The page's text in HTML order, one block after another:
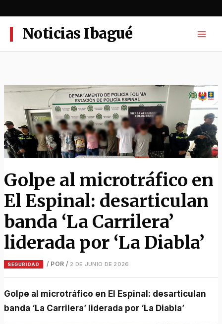
al
contenidoNoticias Ibagué
Golpe al microtráfico en
El Espinal: desarticulan
banda ‘La Carrilera’
liderada por ‘La Diabla’
SEGURIDAD / POR / 2 DE JUNIO DE 2026
Golpe al microtráfico en El Espinal: desarticulan
banda ‘La Carrilera’ liderada por ‘La Diabla’